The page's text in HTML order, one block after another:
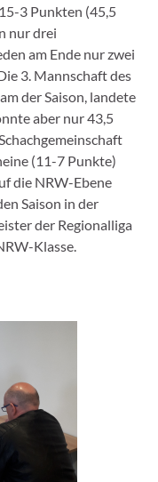
3 Punkten (45,5
nur drei
am Ende nur zwei
3. Mannschaft des
der Saison, landete
aber nur 43,5
(11-7 Punkte)
die NRW-Ebene
Saison in der
der Regionalliga
Klasse.